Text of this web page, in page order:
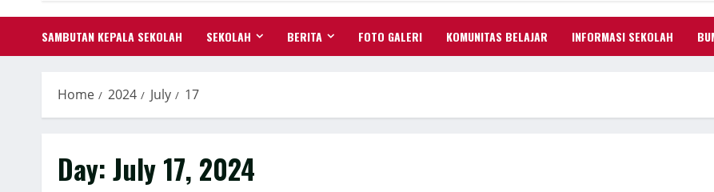
SAMBUTAN KEPALA SEKOLAH SEKOLAH BERITA FOTO GALERI KOMUNITAS BELAJAR INFORMASI SEKOLAH
Home 2024 July 17
Day:July 17, 2024